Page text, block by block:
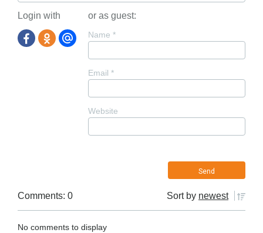
Login with or as guest:
Name *
Email *
Website
Comments: 0 Sort by newest
No comments to display